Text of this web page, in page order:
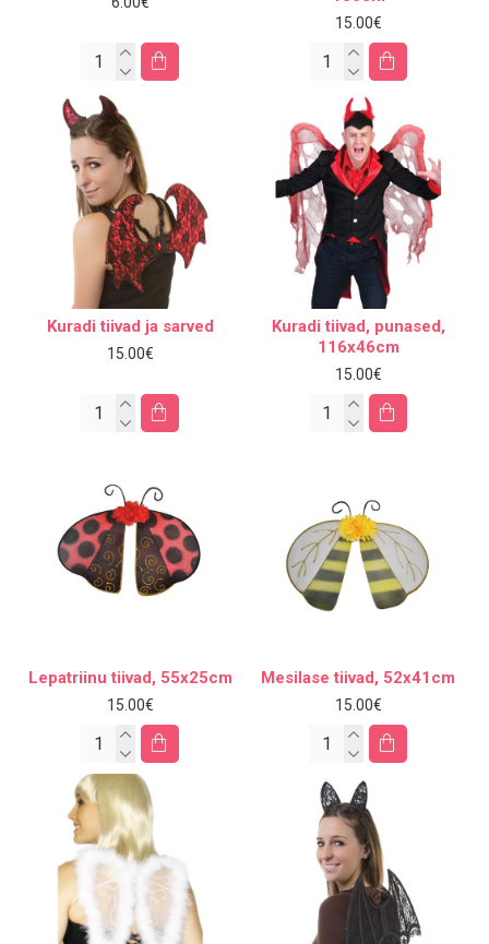
15.00€
Kuradi tiivad ja sarved
15.00€
Kuradi tiivad, punased,
116x46cm
15.00€
Lepatriinu tiivad, 55x25cm
15.00€
Mesilase tiivad, 52x41cm
15.00€